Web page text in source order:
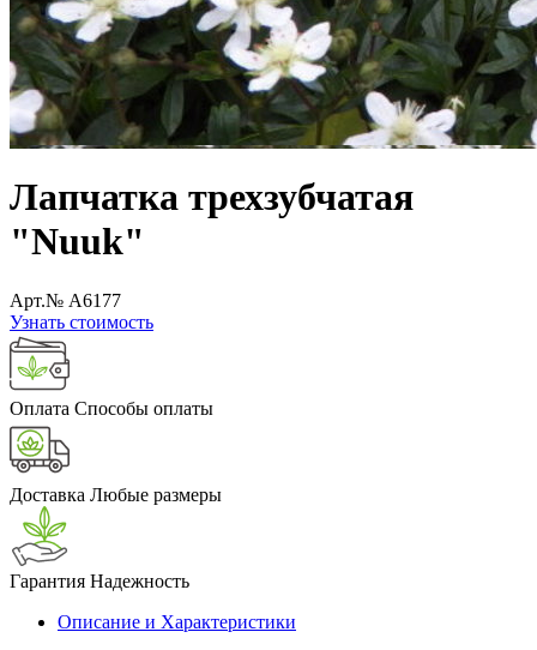
Лапчатка трехзубчатая
"Nuuk"
Арт.№ A6177
Узнать стоимость
Оплата Способы оплаты
Доставка Любые размеры
Гарантия Надежность
Описание и Характеристики